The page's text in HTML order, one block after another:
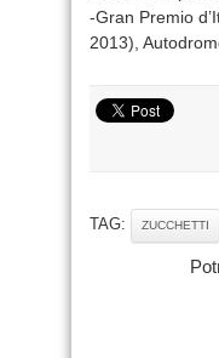
-Gran Premio
2013),
TAG: ZUCCHETTI